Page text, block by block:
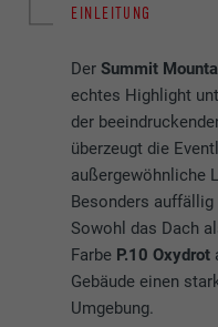
EINLEITUNG
DerSummit
echtes Highlight
der
überzeugt die
außergewöhnliche
Besonders
Sowohl das Dach
Farbe P.10 Oxydrot
Gebäude einen
Umgebung.